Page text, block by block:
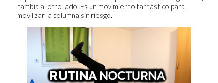
cambia al otro lado. Es un movimiento fantástico para
movilizar la columna sin riesgo.